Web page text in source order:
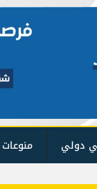
دولي منوعات